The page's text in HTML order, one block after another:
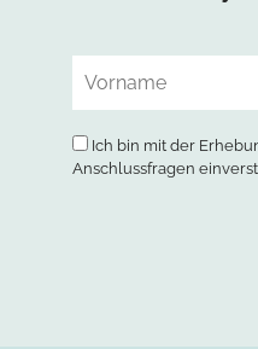
Ich bin mit der
Anschlussfragen